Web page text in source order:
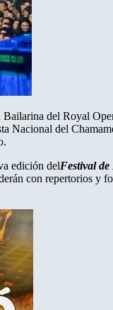
del Royal
Nacional del
edición delFestival
con repertorios y